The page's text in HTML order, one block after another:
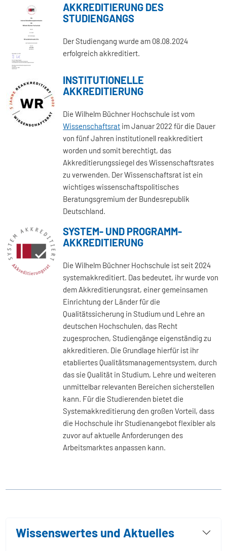
AKKREDITIERUNG DES
STUDIENGANGS
Der Studiengang wurde am 08.08.2024
erfolgreich akkreditiert.
INSTITUTIONELLE
AKKREDITIERUNG
Die Wilhelm Büchner Hochschule ist vom
Wissenschaftsrat im Januar 2022 für die Dauer
von fünf Jahren institutionell reakkreditiert
worden und somit berechtigt, das
Akkreditierungssiegel des Wissenschaftsrates
zu verwenden. Der Wissenschaftsrat ist ein
wichtiges wissenschaftspolitisches
Beratungsgremium der Bundesrepublik
Deutschland.
SYSTEM- UND PROGRAMM-
AKKREDITIERUNG
Die Wilhelm Büchner Hochschule ist seit 2024
systemakkreditiert. Das bedeutet, ihr wurde von
dem Akkreditierungsrat, einer gemeinsamen
Einrichtung der Länder für die
Qualitätssicherung in Studium und Lehre an
deutschen Hochschulen, das Recht
zugesprochen, Studiengänge eigenständig zu
akkreditieren. Die Grundlage hierfür ist ihr
etabliertes Qualitätsmanagementsystem, durch
das sie Qualität in Studium, Lehre und weiteren
unmittelbar relevanten Bereichen sicherstellen
kann. Für die Studierenden bietet die
Systemakkreditierung den großen Vorteil, dass
die Hochschule ihr Studienangebot flexibler als
zuvor auf aktuelle Anforderungen des
Arbeitsmarktes anpassen kann.
Wissenswertes und Aktuelles